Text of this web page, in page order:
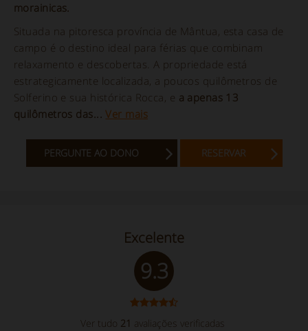
morainicas.
Situada na pitoresca província de Mântua, esta casa de
campo é o destino ideal para férias que combinam
relaxamento e descobertas. A propriedade está
estrategicamente localizada, a poucos quilômetros de
Solferino e sua histórica Rocca, e a apenas 13
quilômetros das...Ver mais
PERGUNTE AO DONO RESERVAR
9.3
Excelente
Ver tudo 21 avaliações verificadas